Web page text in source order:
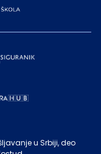
u Srbiji, deo